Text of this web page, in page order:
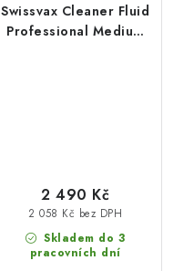
Swissvax Cleaner Fluid
Professional Medium
Skladem do 3
pracovních dní
2 058 Kč bez DPH
2 490 Kč